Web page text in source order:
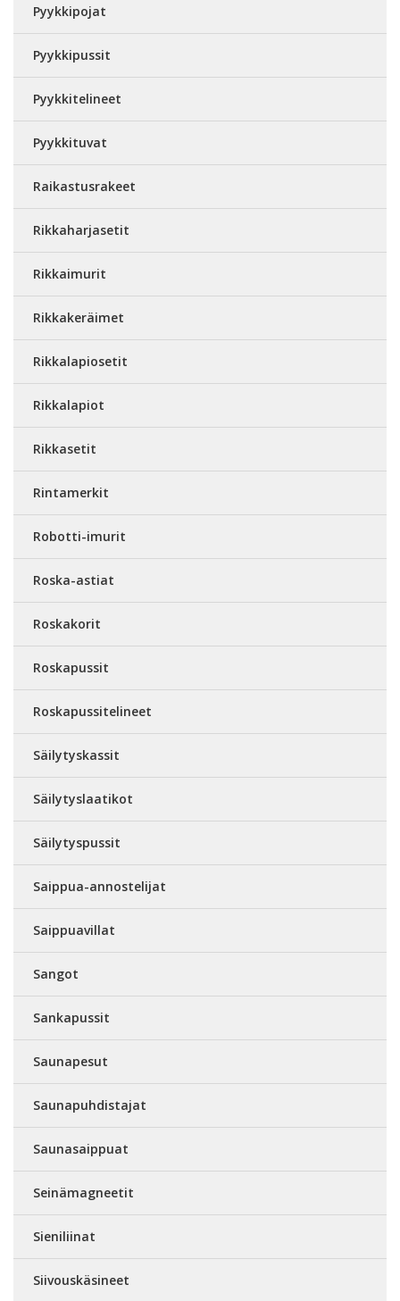
Pyykkipojat
Pyykkipussit
Pyykkitelineet
Pyykkituvat
Raikastusrakeet
Rikkaharjasetit
Rikkaimurit
Rikkakeräimet
Rikkalapiosetit
Rikkalapiot
Rikkasetit
Rintamerkit
Robotti-imurit
Roska-astiat
Roskakorit
Roskapussit
Roskapussitelineet
Säilytyskassit
Säilytyslaatikot
Säilytyspussit
Saippua-annostelijat
Saippuavillat
Sangot
Sankapussit
Saunapesut
Saunapuhdistajat
Saunasaippuat
Seinämagneetit
Sieniliinat
Siivouskäsineet